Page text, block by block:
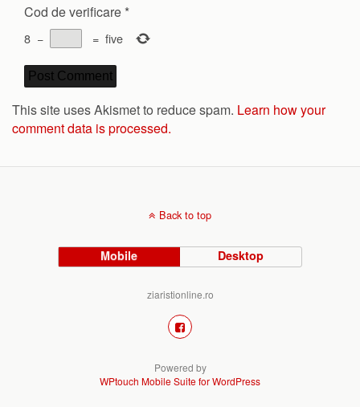
Cod de verificare *
8 − = five
This site uses Akismet to reduce spam. Learn how your
comment data is processed.
Back to top
Mobile Desktop
ziaristionline.ro
Powered by
WPtouch Mobile Suite for WordPress